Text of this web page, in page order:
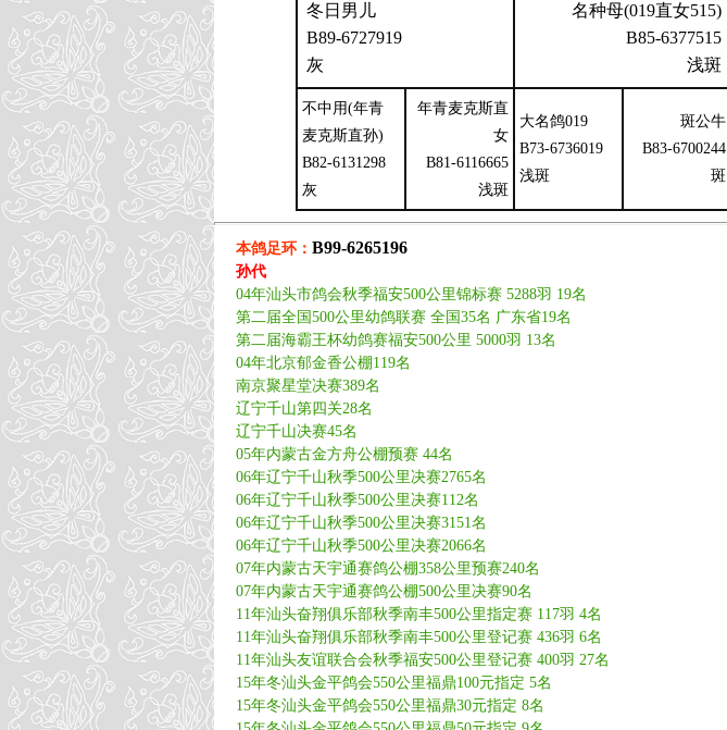
冬日男儿
B89-6727919
灰
名种母(019直女515)
B85-6377515
浅斑
不中用(年青
麦克斯直孙)
B82-6131298
灰
年青麦克斯直
女
B81-6116665
浅斑
大名鸽019
B73-6736019
浅斑
斑公牛
B83-6700244
斑
本鸽足环： B99-6265196
孙代
04年汕头市鸽会秋季福安500公里锦标赛 5288羽 19名
第二届全国500公里幼鸽联赛 全国35名 广东省19名
第二届海霸王杯幼鸽赛福安500公里 5000羽 13名
04年北京郁金香公棚119名
南京聚星堂决赛389名
辽宁千山第四关28名
辽宁千山决赛45名
05年内蒙古金方舟公棚预赛 44名
06年辽宁千山秋季500公里决赛2765名
06年辽宁千山秋季500公里决赛112名
06年辽宁千山秋季500公里决赛3151名
06年辽宁千山秋季500公里决赛2066名
07年内蒙古天宇通赛鸽公棚358公里预赛240名
07年内蒙古天宇通赛鸽公棚500公里决赛90名
11年汕头奋翔俱乐部秋季南丰500公里指定赛 117羽 4名
11年汕头奋翔俱乐部秋季南丰500公里登记赛 436羽 6名
11年汕头友谊联合会秋季福安500公里登记赛 400羽 27名
15年冬汕头金平鸽会550公里福鼎100元指定 5名
15年冬汕头金平鸽会550公里福鼎30元指定 8名